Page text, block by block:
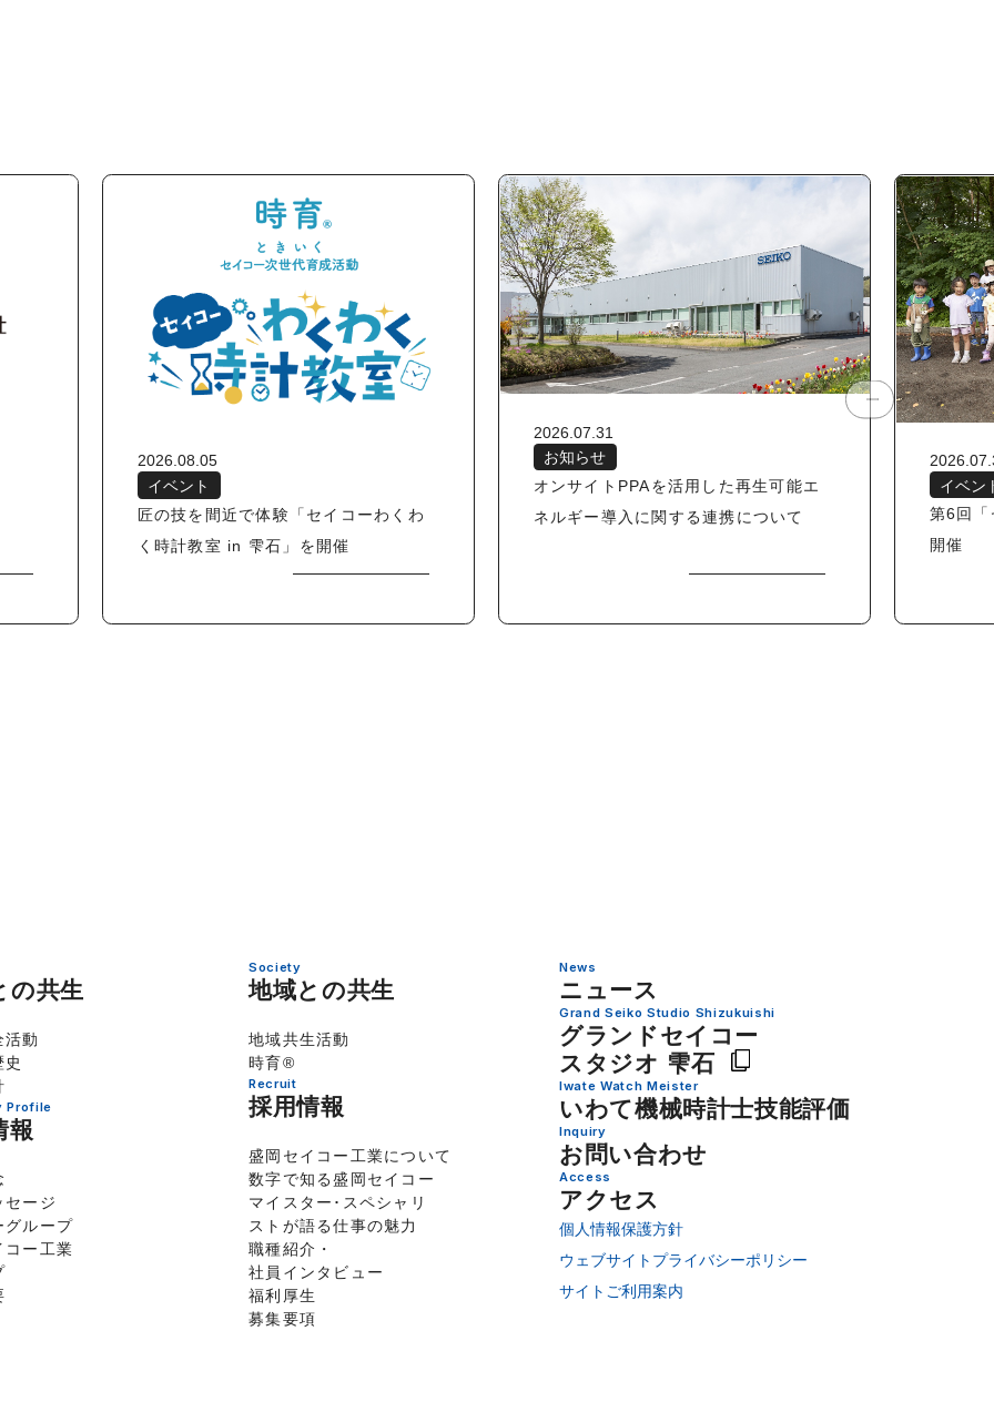
2026.08.05
イベント
匠の技を間近で体験「セイコーわくわ
く時計教室 in 雫石」を開催
2026.07.31
お知らせ
オンサイトPPAを活用した再生可能エ
ネルギー導入に関する連携について
イベン
第6回「
開催
の共生
活動
Profile
報
セージ
グループ
コー工業
Society
地域との共生
地域共生活動
時育®
Recruit
採用情報
盛岡セイコー工業について
数字で知る盛岡セイコー
マイスター･スペシャリ
ストが語る仕事の魅力
職種紹介・
社員インタビュー
福利厚生
募集要項
News
ニュース
Grand Seiko Studio Shizukuishi
グランドセイコー
スタジオ 雫石
Iwate Watch Meister
いわて機械時計士技能評価
Inquiry
お問い合わせ
Access
アクセス
個人情報保護方針
ウェブサイトプライバシーポリシー
サイトご利用案内